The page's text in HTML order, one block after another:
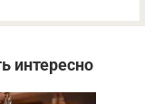
интересно